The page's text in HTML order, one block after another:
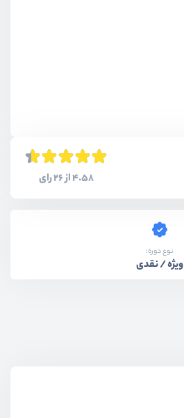
4.58 از 26 رای
نوع دوره:
ویژه / نقدی